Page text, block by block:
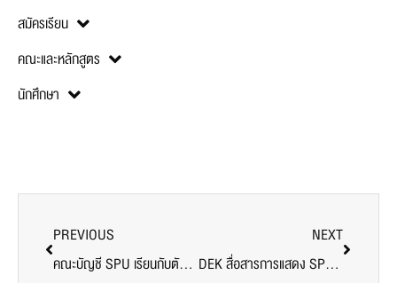
สมัครเรียน
คณะและหลักสูตร
นักศึกษา
PREVIOUS
คณะบัญชี SPU เรียนกับตัวจริง ประสบการณ์จริง The Professional Accountant “เคล็ดลับนักบัญชีสู่การเป็นโปรแกรมเมอร์”
NEXT
DEK สื่อสารการแสดง SPU เปิดประสบการณ์เรียนรู้นอกห้องเรียน เข้าชมละครเพลงสุดยิ่งใหญ่ “WATERFALL A NEW MUSICAL”